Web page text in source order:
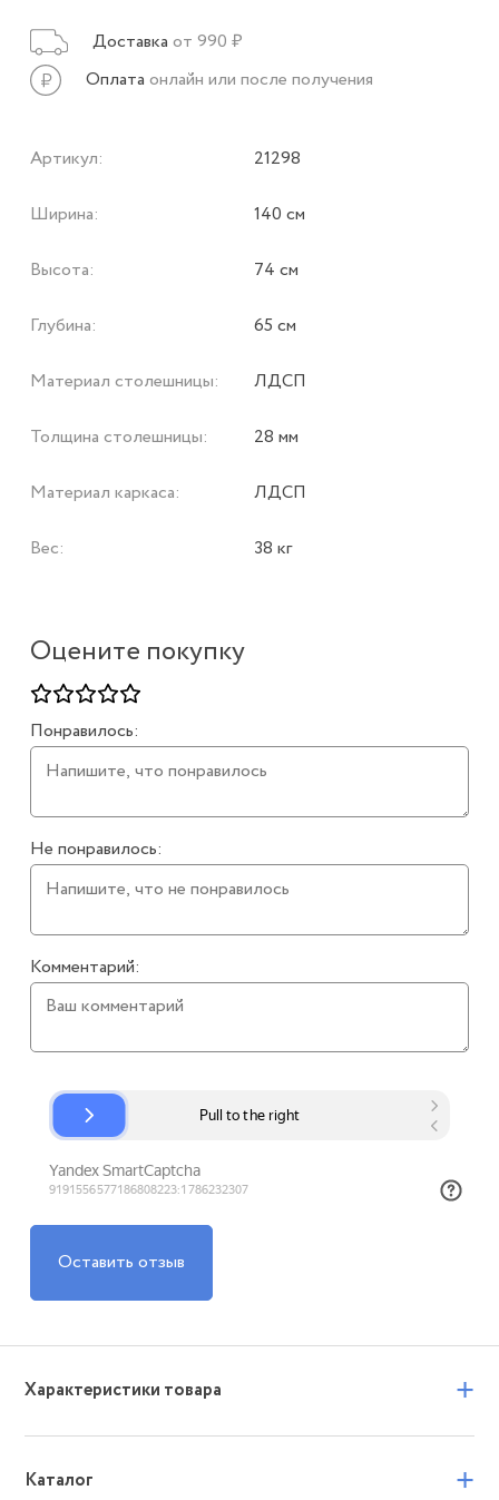
Оцените покупку
Понравилось:
Не понравилось:
Комментарий:
Оставить отзыв
Доставка от 990 ₽
Оплата онлайн или после получения
Артикул: 21298
Ширина: 140 см
Высота: 74 см
Глубина: 65 см
Материал столешницы: ЛДСП
Толщина столешницы: 28 мм
Материал каркаса: ЛДСП
Вес: 38 кг
Характеристики товара +
Каталог +